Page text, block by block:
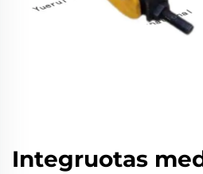
Integruotas